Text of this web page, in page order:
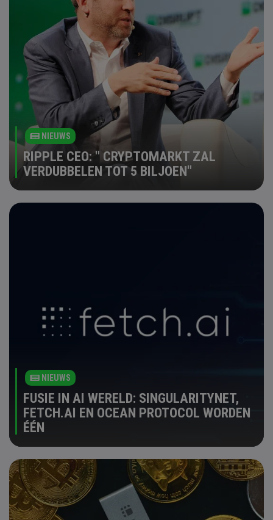
NIEUWS
RIPPLE CEO: " CRYPTOMARKT ZAL
VERDUBBELEN TOT 5 BILJOEN"
NIEUWS
FUSIE IN AI WERELD: SINGULARITYNET,
FETCH.AI EN OCEAN PROTOCOL WORDEN
ÉÉN